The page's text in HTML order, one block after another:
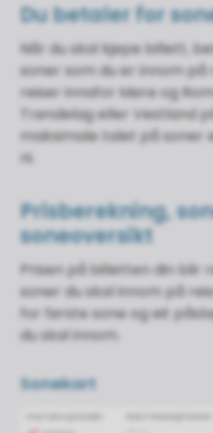
Du betaler for
Når du skal kjøpe billett,
soner som du er innom på
reiser innafor Møre og
Trøndelag eller Vestland
maksimale talet på soner
ni.
Prisberekning,
soneoversikt
Prisen på billetten din blir
soner du skal innom på
for første sone og eit
du skal innom.
Sonekart